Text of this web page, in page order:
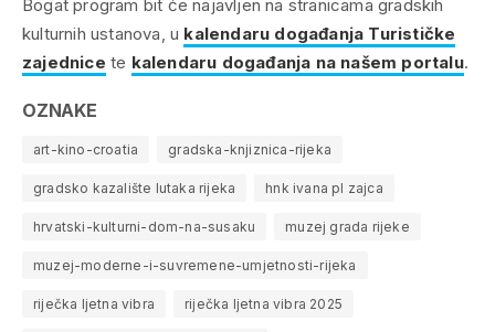
Bogat program bit će najavljen na stranicama gradskih
kulturnih ustanova, u kalendaru događanja Turističke
zajednice te kalendaru događanja na našem portalu.
OZNAKE
art-kino-croatia gradska-knjiznica-rijeka
gradsko kazalište lutaka rijeka hnk ivana pl zajca
hrvatski-kulturni-dom-na-susaku muzej grada rijeke
muzej-moderne-i-suvremene-umjetnosti-rijeka
riječka ljetna vibra riječka ljetna vibra 2025